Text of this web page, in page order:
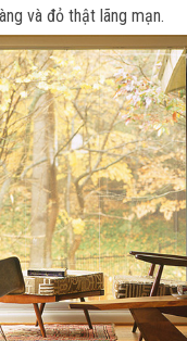
và đỏ thật lãng mạn.